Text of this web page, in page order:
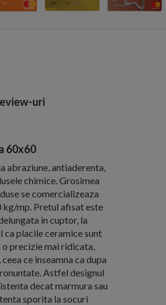
uri
60x60
abraziune, antiaderenta,
chimice. Grosimea
se comercializeaza
kg/mp. Pretul afisat este
in cuptor, la
placile ceramice sunt
precizie mai ridicata,
ce inseamna ca dupa
Astfel designul
decat marmura sau
sporita la socuri